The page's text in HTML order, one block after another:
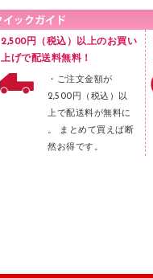
2,500円（税込）以上のお買い
上げで配送料無料！
・ご注文金額が
2,500円（税込）以
上で配送料が無料に
。 まとめて買えば断
然お得です。